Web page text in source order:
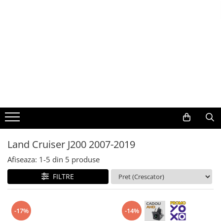
Volkswagen
Audi
Mercedes Benz
Ford
Skoda
Land Cruiser J200 2007-2019
Afiseaza: 1-5 din 5 produse
FILTRE
-17% -14%